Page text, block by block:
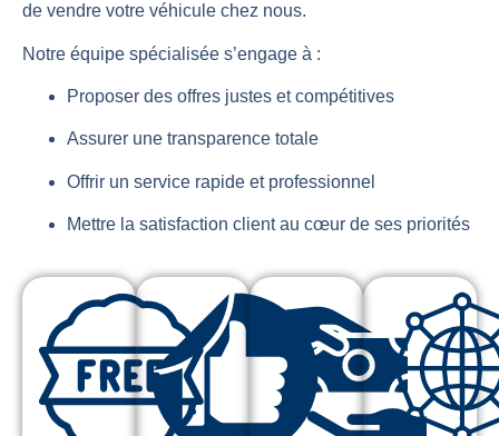
de vendre votre véhicule chez nous.
Notre équipe spécialisée s’engage à :
Proposer des offres justes et compétitives
Assurer une transparence totale
Offrir un service rapide et professionnel
Mettre la satisfaction client au cœur de ses priorités